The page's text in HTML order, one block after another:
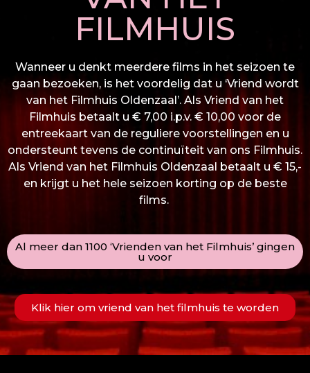
FILMHUIS
Wanneer u denkt meerdere films in het seizoen te
gaan bezoeken, is het voordelig dat u ‘Vriend wordt
van het Filmhuis Oldenzaal’. Als Vriend van het
Filmhuis betaalt u € 7,00 i.p.v. € 10,00 voor de
entreekaart van de reguliere voorstellingen en u
ondersteunt tevens de continuïteit van ons Filmhuis.
Als Vriend van het Filmhuis Oldenzaal betaalt u € 15,-
en krijgt u het hele seizoen korting op de beste
films.
Al meer dan 1100 ‘Vrienden van het Filmhuis’ gingen
u voor
Klik hier om vriend van het filmhuis te worden